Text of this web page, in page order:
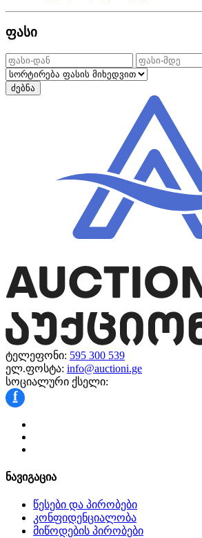
ფასი
ძებნა
ტელეფონი: 595 300 539
ელ.ფოსტა: info@auctioni.ge
სოციალური ქსელი:
f
ნავიგაცია
წესები და პირობები
კონფიდენციალობა
მიწოდების პირობები